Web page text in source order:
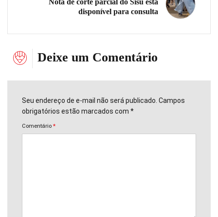
Nota de corte parcial do Sisu está
disponível para consulta
Deixe um Comentário
Seu endereço de e-mail não será publicado. Campos
obrigatórios estão marcados com *
Comentário *